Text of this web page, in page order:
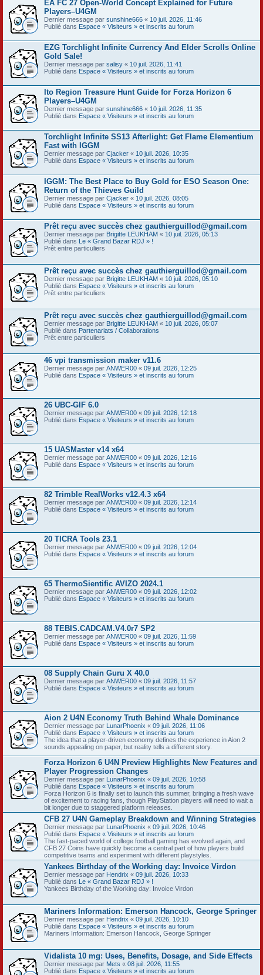
EA FC 27 Open-World Concept Explained for Future
Players–U4GM
Dernier message par sunshine666 « 10 juil. 2026, 11:46
Publié dans Espace « Visiteurs » et inscrits au forum
EZG Torchlight Infinite Currency And Elder Scrolls Online
Gold Sale!
Dernier message par salisy « 10 juil. 2026, 11:41
Publié dans Espace « Visiteurs » et inscrits au forum
Ito Region Treasure Hunt Guide for Forza Horizon 6
Players–U4GM
Dernier message par sunshine666 « 10 juil. 2026, 11:35
Publié dans Espace « Visiteurs » et inscrits au forum
Torchlight Infinite SS13 Afterlight: Get Flame Elementium
Fast with IGGM
Dernier message par Cjacker « 10 juil. 2026, 10:35
Publié dans Espace « Visiteurs » et inscrits au forum
IGGM: The Best Place to Buy Gold for ESO Season One:
Return of the Thieves Guild
Dernier message par Cjacker « 10 juil. 2026, 08:05
Publié dans Espace « Visiteurs » et inscrits au forum
Prêt reçu avec succès chez gauthierguillod@gmail.com
Dernier message par Brigitte LEUKHAM « 10 juil. 2026, 05:13
Publié dans Le « Grand Bazar RDJ » !
Prêt entre particuliers
Prêt reçu avec succès chez gauthierguillod@gmail.com
Dernier message par Brigitte LEUKHAM « 10 juil. 2026, 05:10
Publié dans Espace « Visiteurs » et inscrits au forum
Prêt entre particuliers
Prêt reçu avec succès chez gauthierguillod@gmail.com
Dernier message par Brigitte LEUKHAM « 10 juil. 2026, 05:07
Publié dans Partenariats / Collaborations
Prêt entre particuliers
46 vpi transmission maker v11.6
Dernier message par ANWER00 « 09 juil. 2026, 12:25
Publié dans Espace « Visiteurs » et inscrits au forum
26 UBC-GIF 6.0
Dernier message par ANWER00 « 09 juil. 2026, 12:18
Publié dans Espace « Visiteurs » et inscrits au forum
15 UASMaster v14 x64
Dernier message par ANWER00 « 09 juil. 2026, 12:16
Publié dans Espace « Visiteurs » et inscrits au forum
82 Trimble RealWorks v12.4.3 x64
Dernier message par ANWER00 « 09 juil. 2026, 12:14
Publié dans Espace « Visiteurs » et inscrits au forum
20 TICRA Tools 23.1
Dernier message par ANWER00 « 09 juil. 2026, 12:04
Publié dans Espace « Visiteurs » et inscrits au forum
65 ThermoSientific AVIZO 2024.1
Dernier message par ANWER00 « 09 juil. 2026, 12:02
Publié dans Espace « Visiteurs » et inscrits au forum
88 TEBIS.CADCAM.V4.0r7 SP2
Dernier message par ANWER00 « 09 juil. 2026, 11:59
Publié dans Espace « Visiteurs » et inscrits au forum
08 Supply Chain Guru X 40.0
Dernier message par ANWER00 « 09 juil. 2026, 11:57
Publié dans Espace « Visiteurs » et inscrits au forum
Aion 2 U4N Economy Truth Behind Whale Dominance
Dernier message par LunarPhoenix « 09 juil. 2026, 11:06
Publié dans Espace « Visiteurs » et inscrits au forum
The idea that a player-driven economy defines the experience in Aion 2
sounds appealing on paper, but reality tells a different story.
Forza Horizon 6 U4N Preview Highlights New Features and
Player Progression Changes
Dernier message par LunarPhoenix « 09 juil. 2026, 10:58
Publié dans Espace « Visiteurs » et inscrits au forum
Forza Horizon 6 is finally set to launch this summer, bringing a fresh wave
of excitement to racing fans, though PlayStation players will need to wait a
bit longer due to staggered platform releases.
CFB 27 U4N Gameplay Breakdown and Winning Strategies
Dernier message par LunarPhoenix « 09 juil. 2026, 10:46
Publié dans Espace « Visiteurs » et inscrits au forum
The fast-paced world of college football gaming has evolved again, and
CFB 27 Coins have quickly become a central part of how players build
competitive teams and experiment with different playstyles.
Yankees Birthday of the Working day: Invoice Virdon
Dernier message par Hendrix « 09 juil. 2026, 10:33
Publié dans Le « Grand Bazar RDJ » !
Yankees Birthday of the Working day: Invoice Virdon
Mariners Information: Emerson Hancock, George Springer
Dernier message par Hendrix « 09 juil. 2026, 10:10
Publié dans Espace « Visiteurs » et inscrits au forum
Mariners Information: Emerson Hancock, George Springer
Vidalista 10 mg: Uses, Benefits, Dosage, and Side Effects
Dernier message par Mets « 08 juil. 2026, 11:55
Publié dans Espace « Visiteurs » et inscrits au forum